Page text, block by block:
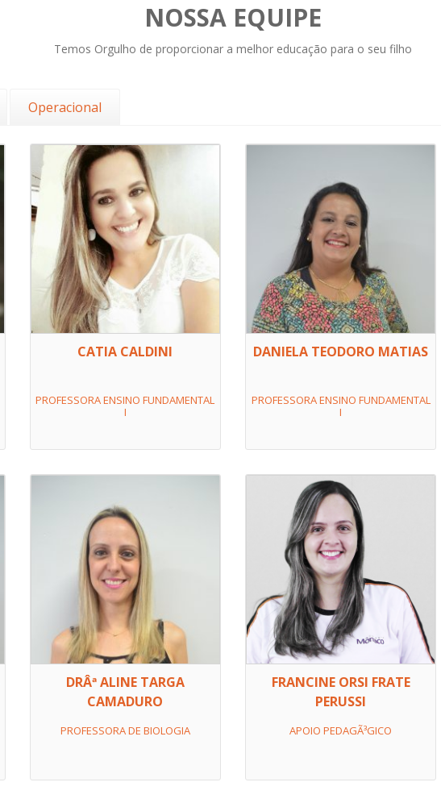
NOSSA EQUIPE
Temos Orgulho de proporcionar a melhor educação para o seu filho
Operacional
CATIA CALDINI
PROFESSORA ENSINO FUNDAMENTAL
I
DANIELA TEODORO MATIAS
PROFESSORA ENSINO FUNDAMENTAL
I
DRÂª ALINE TARGA
CAMADURO
PROFESSORA DE BIOLOGIA
FRANCINE ORSI FRATE
PERUSSI
APOIO PEDAGÃ³GICO